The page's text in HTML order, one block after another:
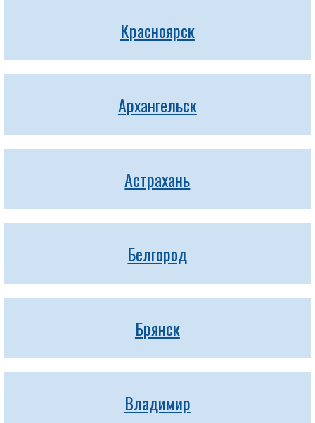
Красноярск
Архангельск
Астрахань
Белгород
Брянск
Владимир